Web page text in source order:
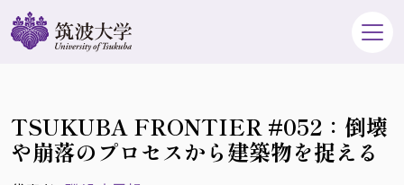
TSUKUBA FRONTIER #052：倒壊
や崩落のプロセスから建築物を捉える